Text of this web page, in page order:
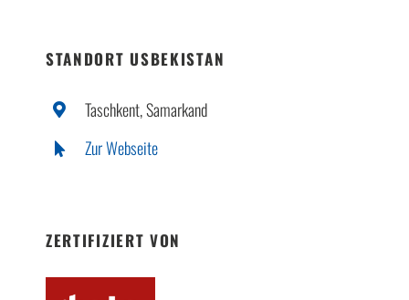
STANDORT USBEKISTAN
Taschkent, Samarkand
Zur Webseite
ZERTIFIZIERT VON